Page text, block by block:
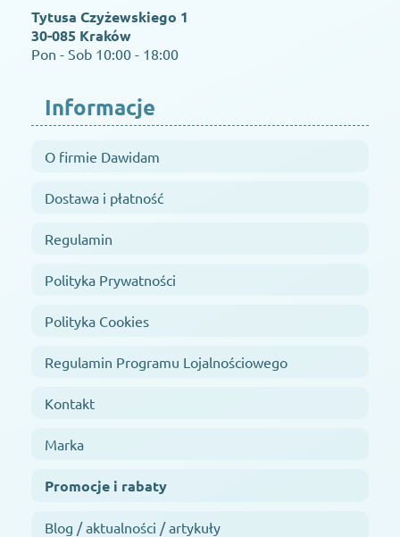
Tytusa Czyżewskiego 1
30-085 Kraków
Pon - Sob 10:00 - 18:00
Informacje
O firmie Dawidam
Dostawa i płatność
Regulamin
Polityka Prywatności
Polityka Cookies
Regulamin Programu Lojalnościowego
Kontakt
Marka
Promocje i rabaty
Blog / aktualności / artykuły